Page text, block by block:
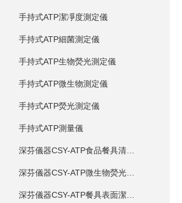
手持式ATP潔凈度測定儀
手持式ATP細菌測定儀
手持式ATP生物熒光測定儀
手持式ATP微生物測定儀
手持式ATP熒光測定儀
手持式ATP測量儀